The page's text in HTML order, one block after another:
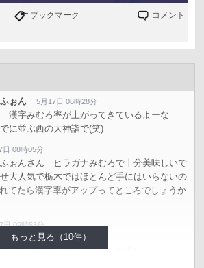
ブックマーク コメント
ぉん 5月17日 06時28分
漢字みむろ率が上がってきているよーな
に並ぶ西の大神詣で(笑)
日 08時05分
ふぉんさん ヒラガナみむろで十分美味しいで
大人気で栃木ではほとんど手にはいらないの
てたら漢字率がアップってところでしょうか
日 09時53分
杉の夏純に近いのかな？
もっと見る（10件）